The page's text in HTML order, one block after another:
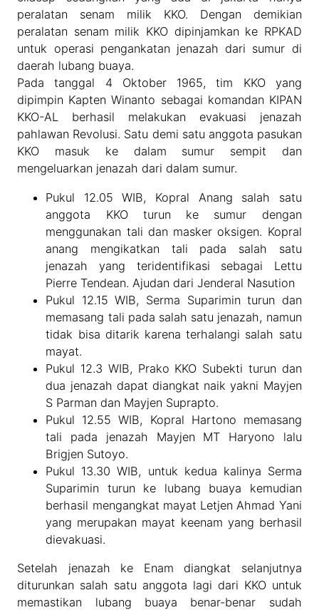
peralatan senam milik KKO. Dengan demikian
peralatan senam milik KKO dipinjamkan ke RPKAD
untuk operasi pengankatan jenazah dari sumur di
daerah lubang buaya.
Pada tanggal 4 Oktober 1965, tim KKO yang
dipimpin Kapten Winanto sebagai komandan KIPAN
KKO-AL berhasil melakukan evakuasi jenazah
pahlawan Revolusi. Satu demi satu anggota pasukan
KKO masuk ke dalam sumur sempit dan
mengeluarkan jenazah dari dalam sumur.
Pukul 12.05 WIB, Kopral Anang salah satu
anggota KKO turun ke sumur dengan
menggunakan tali dan masker oksigen. Kopral
anang mengikatkan tali pada salah satu
jenazah yang teridentifikasi sebagai Lettu
Pierre Tendean. Ajudan dari Jenderal Nasution
Pukul 12.15 WIB, Serma Suparimin turun dan
memasang tali pada salah satu jenazah, namun
tidak bisa ditarik karena terhalangi salah satu
mayat.
Pukul 12.3 WIB, Prako KKO Subekti turun dan
dua jenazah dapat diangkat naik yakni Mayjen
S Parman dan Mayjen Suprapto.
Pukul 12.55 WIB, Kopral Hartono memasang
tali pada jenazah Mayjen MT Haryono lalu
Brigjen Sutoyo.
Pukul 13.30 WIB, untuk kedua kalinya Serma
Suparimin turun ke lubang buaya kemudian
berhasil mengangkat mayat Letjen Ahmad Yani
yang merupakan mayat keenam yang berhasil
dievakuasi.
Setelah jenazah ke Enam diangkat selanjutnya
diturunkan salah satu anggota lagi dari KKO untuk
memastikan lubang buaya benar-benar sudah